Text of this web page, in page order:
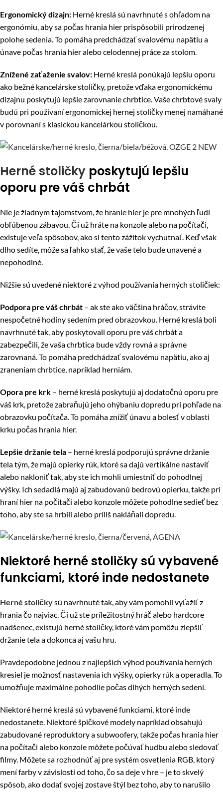
Ergonomický dizajn: Herné kreslá sú navrhnuté s ohľadom na
ergonómiu, aby sa počas hrania hier prispôsobili prirodzenej
polohe sedenia. To pomáha predchádzať svalovému napätiu a
únave počas hrania hier alebo celodennej práce za stolom.
Znížené zaťaženie svalov: Herné kreslá ponúkajú lepšiu oporu
ako bežné kancelárske stoličky, pretože vďaka ergonomickému
dizajnu poskytujú lepšie zarovnanie chrbtice. Vaše chrbtové svaly
budú pri používaní ergonomickej hernej stoličky menej namáhané
v porovnaní s klasickou kancelárkou stoličkou.
Herné stoličky poskytujú lepšiu
oporu pre váš chrbát
Nie je žiadnym tajomstvom, že hranie hier je pre mnohých ľudí
obľúbenou zábavou. Či už hráte na konzole alebo na počítači,
existuje veľa spôsobov, ako si tento zážitok vychutnať. Keď však
dlho sedíte, môže sa ľahko stať, že vaše telo bude unavené a
nepohodlné.
Nižšie sú uvedené niektoré z výhod používania herných stoličiek:
Podpora pre váš chrbát – ak ste ako väčšina hráčov, strávite
nespočetné hodiny sedením pred obrazovkou. Herné kreslá boli
navrhnuté tak, aby poskytovali oporu pre váš chrbát a
zabezpečili, že vaša chrbtica bude vždy rovná a správne
zarovnaná. To pomáha predchádzať svalovému napätiu, ako aj
zraneniam chrbtice, napríklad herniám.
Opora pre krk – herné kreslá poskytujú aj dodatočnú oporu pre
váš krk, pretože zabraňujú jeho ohýbaniu dopredu pri pohľade na
obrazovku počítača. To pomáha znížiť únavu a bolesť v oblasti
krku počas hrania hier.
Lepšie držanie tela – herné kreslá podporujú správne držanie
tela tým, že majú opierky rúk, ktoré sa dajú vertikálne nastaviť
alebo nakloniť tak, aby ste ich mohli umiestniť do pohodlnej
výšky. Ich sedadlá majú aj zabudovanú bedrovú opierku, takže pri
hraní hier na počítači alebo konzole môžete pohodlne sedieť bez
toho, aby ste sa hrbili alebo príliš nakláňali dopredu.
Niektoré herné stoličky sú vybavené
funkciami, ktoré inde nedostanete
Herné stoličkysú navrhnuté tak, aby vám pomohli vyťažiť z
hrania čo najviac. Či už ste príležitostný hráč alebo hardcore
nadšenec, existujú herné stoličky, ktoré vám pomôžu zlepšiť
držanie tela a dokonca aj vašu hru.
Pravdepodobne jednou z najlepších výhod používania herných
kresiel je možnosť nastavenia ich výšky, opierky rúk a operadla. To
umožňuje maximálne pohodlie počas dlhých herných sedení.
Niektoré herné kreslá sú vybavené funkciami, ktoré inde
nedostanete. Niektoré špičkové modely napríklad obsahujú
zabudované reproduktory a subwoofery, takže počas hrania hier
na počítači alebo konzole môžete počúvať hudbu alebo sledovať
filmy. Môžete sa rozhodnúť aj pre systém osvetlenia RGB, ktorý
mení farby v závislosti od toho, čo sa deje v hre – je to skvelý
spôsob, ako dodať svojej zostave štýl bez toho, aby to narušilo